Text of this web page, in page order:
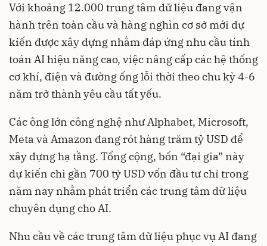
Với khoảng 12.000 trung tâm dữ liệu đang vận
hành trên toàn cầu và hàng nghìn cơ sở mới dự
kiến được xây dựng nhằm đáp ứng nhu cầu tính
toán AI hiệu năng cao, việc nâng cấp các hệ thống
cơ khí, điện và đường ống lỗi thời theo chu kỳ 4-6
năm trở thành yêu cầu tất yếu.
Các ông lớn công nghệ như Alphabet, Microsoft,
Meta và Amazon đang rót hàng trăm tỷ USD để
xây dựng hạ tầng. Tổng cộng, bốn “đại gia” này
dự kiến chi gần 700 tỷ USD vốn đầu tư chỉ trong
năm nay nhằm phát triển các trung tâm dữ liệu
chuyên dụng cho AI.
Nhu cầu về các trung tâm dữ liệu phục vụ AI đang